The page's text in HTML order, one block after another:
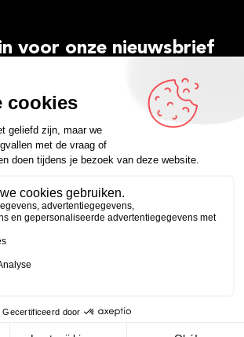
voor onze nieuwsbrief
YouTubeSpotify